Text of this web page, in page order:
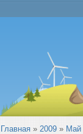
Главная »2009 » Май